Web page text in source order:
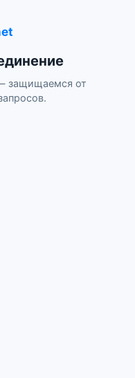
защищаемся от